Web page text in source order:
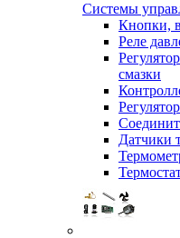
Системы
Кнопки,
Реле
смазки
Датчики